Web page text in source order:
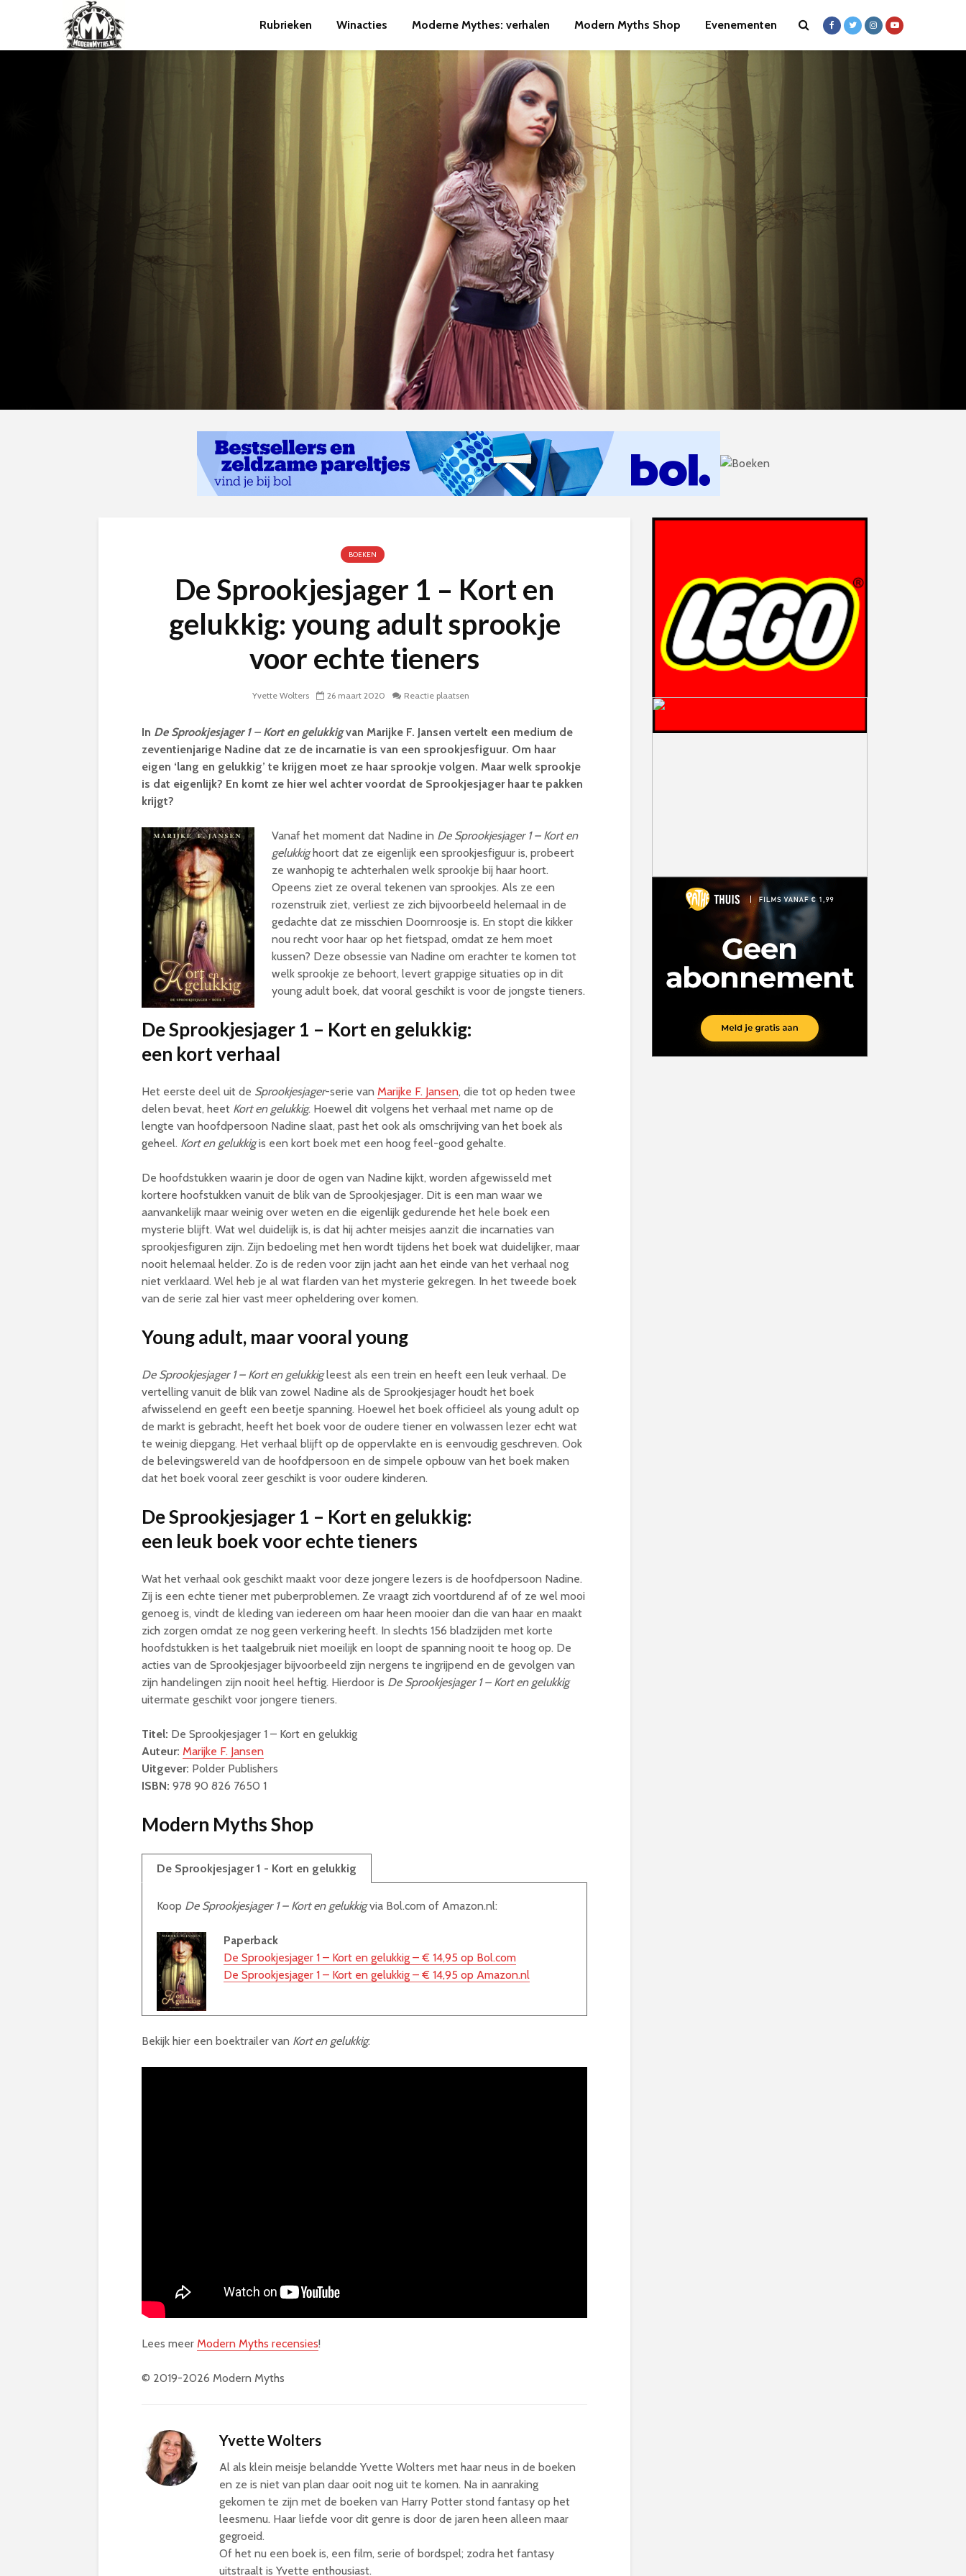
Rubrieken Winacties Moderne Mythes: verhalen Modern Myths Shop Evenementen
BOEKEN
De Sprookjesjager 1 – Kort en
gelukkig: young adult sprookje
voor echte tieners
Yvette Wolters 26 maart 2020 Reactie plaatsen
In De Sprookjesjager 1 – Kort en gelukkigvan Marijke F. Jansen vertelt een medium de
zeventienjarige Nadine dat ze de incarnatie is van een sprookjesfiguur. Om haar
eigen ‘lang en gelukkig’ te krijgen moet ze haar sprookje volgen. Maar welk sprookje
is dat eigenlijk? En komt ze hier wel achter voordat de Sprookjesjager haar te pakken
krijgt?
Vanaf het moment dat Nadine in De Sprookjesjager 1 – Kort en
gelukkighoort dat ze eigenlijk een sprookjesfiguur is, probeert
ze wanhopig te achterhalen welk sprookje bij haar hoort.
Opeens ziet ze overal tekenen van sprookjes. Als ze een
rozenstruik ziet, verliest ze zich bijvoorbeeld helemaal in de
gedachte dat ze misschien Doornroosje is. En stopt die kikker
nou recht voor haar op het fietspad, omdat ze hem moet
kussen? Deze obsessie van Nadine om erachter te komen tot
welk sprookje ze behoort, levert grappige situaties op in dit
young adult boek, dat vooral geschikt is voor de jongste tieners.
De Sprookjesjager 1 – Kort en gelukkig:
een kort verhaal
Het eerste deel uit de Sprookjesjager-serie van Marijke F. Jansen, die tot op heden twee
delen bevat, heet Kort en gelukkig. Hoewel dit volgens het verhaal met name op de
lengte van hoofdpersoon Nadine slaat, past het ook als omschrijving van het boek als
geheel. Kort en gelukkigis een kort boek met een hoog feel-good gehalte.
De hoofdstukken waarin je door de ogen van Nadine kijkt, worden afgewisseld met
kortere hoofstukken vanuit de blik van de Sprookjesjager. Dit is een man waar we
aanvankelijk maar weinig over weten en die eigenlijk gedurende het hele boek een
mysterie blijft. Wat wel duidelijk is, is dat hij achter meisjes aanzit die incarnaties van
sprookjesfiguren zijn. Zijn bedoeling met hen wordt tijdens het boek wat duidelijker, maar
nooit helemaal helder. Zo is de reden voor zijn jacht aan het einde van het verhaal nog
niet verklaard. Wel heb je al wat flarden van het mysterie gekregen. In het tweede boek
van de serie zal hier vast meer opheldering over komen.
Young adult, maar vooral young
De Sprookjesjager 1 – Kort en gelukkigleest als een trein en heeft een leuk verhaal. De
vertelling vanuit de blik van zowel Nadine als de Sprookjesjager houdt het boek
afwisselend en geeft een beetje spanning. Hoewel het boek officieel als young adult op
de markt is gebracht, heeft het boek voor de oudere tiener en volwassen lezer echt wat
te weinig diepgang. Het verhaal blijft op de oppervlakte en is eenvoudig geschreven. Ook
de belevingswereld van de hoofdpersoon en de simpele opbouw van het boek maken
dat het boek vooral zeer geschikt is voor oudere kinderen.
De Sprookjesjager 1 – Kort en gelukkig:
een leuk boek voor echte tieners
Wat het verhaal ook geschikt maakt voor deze jongere lezers is de hoofdpersoon Nadine.
Zij is een echte tiener met puberproblemen. Ze vraagt zich voortdurend af of ze wel mooi
genoeg is, vindt de kleding van iedereen om haar heen mooier dan die van haar en maakt
zich zorgen omdat ze nog geen verkering heeft. In slechts 156 bladzijden met korte
hoofdstukken is het taalgebruik niet moeilijk en loopt de spanning nooit te hoog op. De
acties van de Sprookjesjager bijvoorbeeld zijn nergens te ingrijpend en de gevolgen van
zijn handelingen zijn nooit heel heftig. Hierdoor is De Sprookjesjager 1 – Kort en gelukkig
uitermate geschikt voor jongere tieners.
Titel: De Sprookjesjager 1 – Kort en gelukkig
Auteur: Marijke F. Jansen
Uitgever: Polder Publishers
ISBN: 978 90 826 7650 1
Modern Myths Shop
De Sprookjesjager 1 - Kort en gelukkig
Koop De Sprookjesjager 1 – Kort en gelukkigvia Bol.com of Amazon.nl:
Paperback
De Sprookjesjager 1 – Kort en gelukkig – € 14,95 op Bol.com
De Sprookjesjager 1 – Kort en gelukkig – € 14,95 op Amazon.nl
Bekijk hier een boektrailer van Kort en gelukkig:
Lees meer Modern Myths recensies!
© 2019-2026 Modern Myths
Yvette Wolters
Al als klein meisje belandde Yvette Wolters met haar neus in de boeken
en ze is niet van plan daar ooit nog uit te komen. Na in aanraking
gekomen te zijn met de boeken van Harry Potter stond fantasy op het
leesmenu. Haar liefde voor dit genre is door de jaren heen alleen maar
gegroeid.
Of het nu een boek is, een film, serie of bordspel; zodra het fantasy
uitstraalt is Yvette enthousiast.